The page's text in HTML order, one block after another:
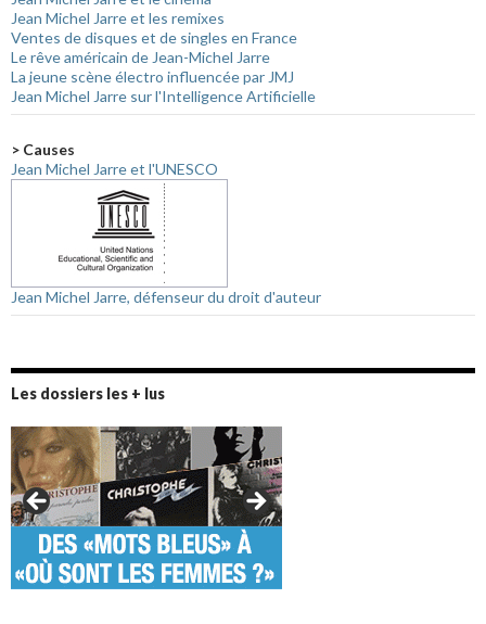
Jean Michel Jarre et les remixes
Ventes de disques et de singles en France
Le rêve américain de Jean-Michel Jarre
La jeune scène électro influencée par JMJ
Jean Michel Jarre sur l'Intelligence Artificielle
> Causes
Jean Michel Jarre et l'UNESCO
Jean Michel Jarre, défenseur du droit d'auteur
Les dossiers les + lus